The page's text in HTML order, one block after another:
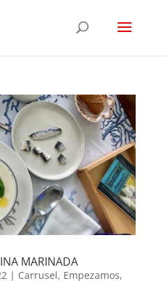
MARINADA
| Carrusel, Empezamos,